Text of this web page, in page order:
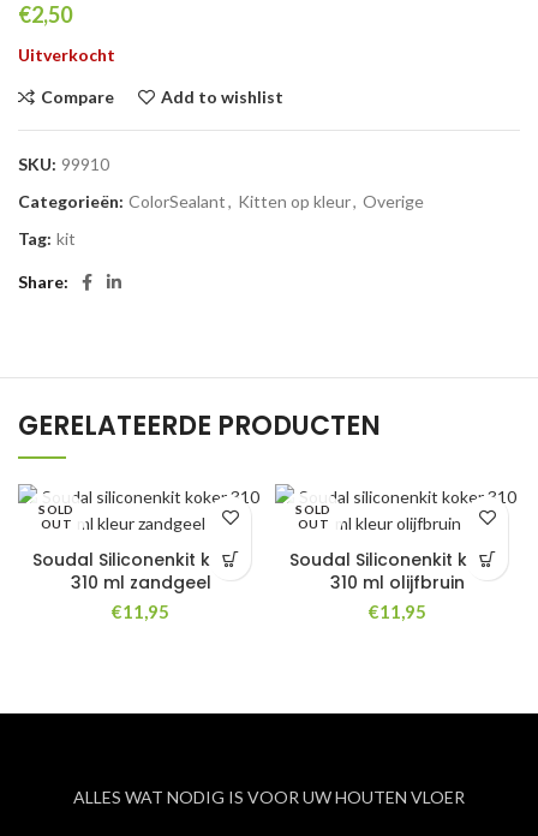
€2,50
Uitverkocht
Compare Add to wishlist
SKU: 99910
Categorieën: ColorSealant, Kitten op kleur, Overige
Tag: kit
Share
GERELATEERDE PRODUCTEN
SOLD
OUT
Soudal Siliconenkit koker
310 ml zandgeel
€11,95
SOLD
OUT
Soudal Siliconenkit koker
310 ml olijfbruin
€11,95
ALLES WAT NODIG IS VOOR UW HOUTEN VLOER